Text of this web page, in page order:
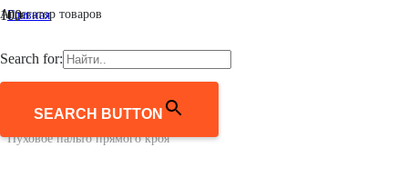
Агрегатор товаров
Search for:
SEARCH BUTTON
Главная
/
Пуховики и пуховые пальто
Пуховое пальто прямого кроя